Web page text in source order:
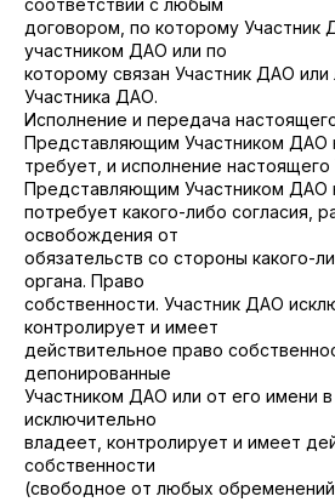
соответствии с любым
договором, по которому Участник
участником ДАО или по
которому связан Участник ДАО или
Участника ДАО.
Исполнение и передача
Представляющим Участником ДАО
требует, и исполнение настоящего
Представляющим Участником ДАО
потребует какого-либо согласия,
освобождения от
обязательств со стороны какого-
органа. Право
собственности. Участник ДАО
контролирует и имеет
действительное право
депонированные
Участником ДАО или от его имени
исключительно
владеет, контролирует и имеет
собственности
(свободное от любых